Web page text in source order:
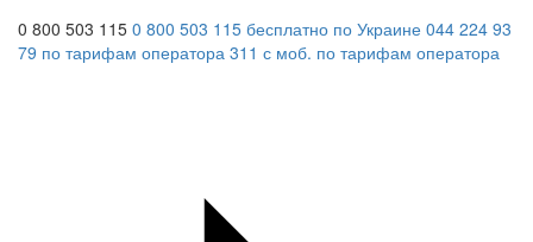
0 800 503 115 0 800 503 115 бесплатно по Украине 044 224 93
79 по тарифам оператора 311 с моб. по тарифам оператора